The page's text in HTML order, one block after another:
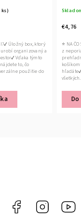
ks)
Úložný box, ktorý
organizovaný a
Vďaka týmto
to, čo
použitie do
€4,76
⭐ NA
z
Facebook Instagram